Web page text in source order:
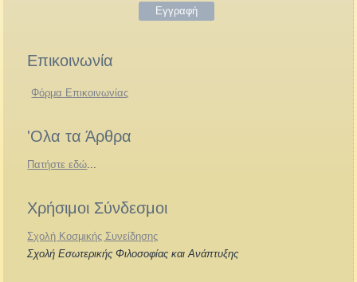
Επικοινωνία
Φόρμα Επικοινωνίας
'Ολα τα Άρθρα
Πατήστε εδώ...
Χρήσιμοι Σύνδεσμοι
Σχολή Κοσμικής Συνείδησης
Σχολή Εσωτερικής Φιλοσοφίας και Ανάπτυξης